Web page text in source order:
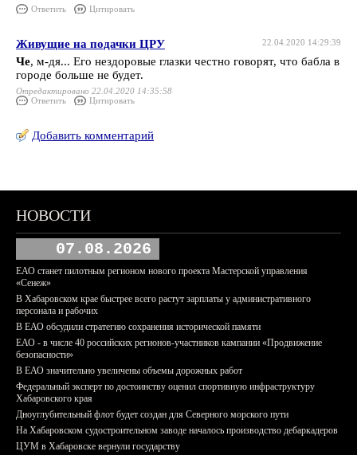
Ответить Цитировать
22.04.2020 14:29:39
Живущие на подачки ЦРУ
Че, м-дя... Его нездоровые глазки честно говорят, что бабла в
городе больше не будет.
Отредактировано 22.04.2020 14:35:58
Ответить
Цитировать
Добавить комментарий
НОВОСТИ
07.08.2026
ЕАО станет пилотным регионом нового проекта Мастерской управления
«Сенеж»
В Хабаровском крае быстрее всего растут зарплаты у административного
персонала и рабочих
В ЕАО обсудили стратегию сохранения исторической памяти
ЕАО - в числе 40 российских регионов-участников кампании «Продвижение
безопасности»
В ЕАО значительно увеличены объемы дорожных работ
Федеральный эксперт по достоинству оценил спортивную инфраструктуру
Хабаровского края
Дноуглубительный флот будет создан для Северного морского пути
На Хабаровском судостроительном заводе началось производство дебаркадеров
ЦУМ в Хабаровске вернули государству